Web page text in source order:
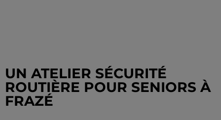
UN ATELIER SÉCURITÉ
ROUTIÈRE POUR SENIORS À
FRAZÉ